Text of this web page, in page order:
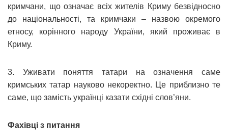
кримчани, що означає всіх жителів Криму безвідносно
до національності, та кримчаки – назвою окремого
етносу, корінного народу України, який проживає в
Криму.
3. Уживати поняття татари на означення саме
кримських татар науково некоректно. Це приблизно те
саме, що замість українці казати східні слов’яни.
Фахівці з питання